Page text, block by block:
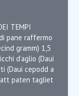
TEMPI
pane raffermo
gramm) 1,5
d’aglio (Daui
(Daui cepodd a
paten tagliet